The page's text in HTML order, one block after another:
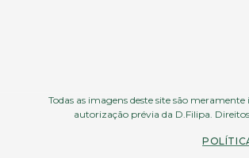
Todas as imagens deste site são
autorização prévia da D.Filipa. Direitos